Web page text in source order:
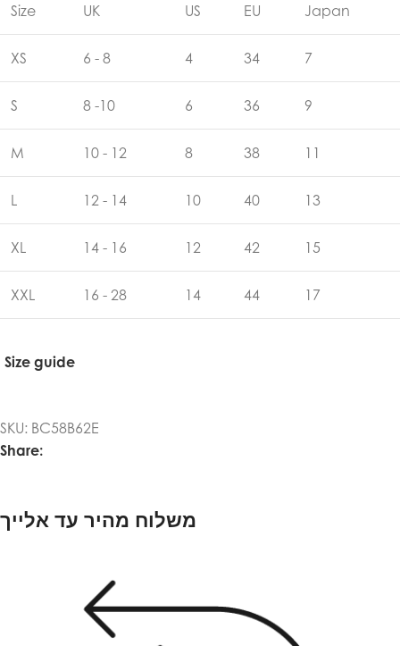
Size UK US EU Japan
XS 6 - 8 4 34 7
S 8 -10 6 36 9
M 10 - 12 8 38 11
L 12 - 14 10 40 13
XL 14 - 16 12 42 15
XXL 16 - 28 14 44 17
Size guide
SKU: BC58B62E
Share:
משלוח מהיר עד אלייך